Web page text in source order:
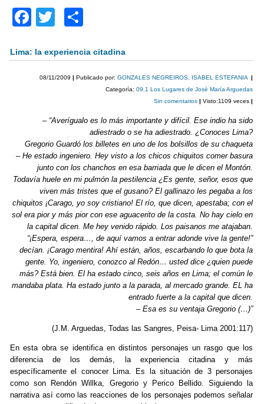
F
c
e
k
tt
er
m
p
Lima: la experiencia citadina
08/11/2009 | Publicado por:GONZALES NEGREIROS, ISABEL ESTEFANIA |
Categoría:09.1 Los Lugares de José María Arguedas
Sin comentarios| Visto:1109 veces|
– “Averígualo es lo más importante y difícil. Ese indio ha sido
adiestrado o se ha adiestrado. ¿Conoces Lima?
Gregorio Guardó los billetes en uno de los bolsillos de su chaqueta
– He estado ingeniero. Hey visto a los chicos chiquitos comer basura
junto con los chanchos en esa barriada que le dicen el Montón.
Todavía huele en mi pulmón la pestilencia ¿Es gente, señor, esos que
viven más tristes que el gusano? El gallinazo les pegaba a los
chiquitos ¡Carago, yo soy cristiano! El río, que dicen, apestaba; con el
sol era pior y más pior con ese aguacerito de la costa. No hay cielo en
la capital dicen. Me hey venido rápido. Los paisanos me atajaban.
“¡Espera, espera…, de aquí vamos a entrar adonde vive la gente!”
decían. ¡Carago mentira! Ahí están, años, escarbando lo que bota la
gente. Yo, ingeniero, conozco al Redón… usted dice ¿quien puede
más? Está bien. El ha estado cinco, seis años en Lima; el común le
mandaba plata. Ha estado junto a la parada, al mercado grande. EL ha
entrado fuerte a la capital que dicen.
– Esa es su ventaja Gregorio (…)”
(J.M. Arguedas, Todas las Sangres, Peisa- Lima 2001:117)
En esta obra se identifica en distintos personajes un rasgo que los
diferencia de los demás, la experiencia citadina y más
específicamente el conocer Lima. Es la situación de 3 personajes
como son Rendón Willka, Gregorio y Perico Bellido. Siguiendo la
narrativa así como las reacciones de los personajes podemos señalar